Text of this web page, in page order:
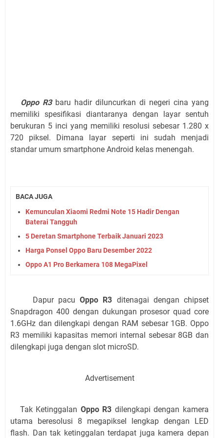
Oppo R3 baru hadir diluncurkan di negeri cina yang
memiliki spesifikasi diantaranya dengan layar sentuh
berukuran 5 inci yang memiliki resolusi sebesar 1.280 x
720 piksel. Dimana layar seperti ini sudah menjadi
standar umum smartphone Android kelas menengah.
BACA JUGA
Kemunculan Xiaomi Redmi Note 15 Hadir Dengan
Baterai Tangguh
5 Deretan Smartphone Terbaik Januari 2023
Harga Ponsel Oppo Baru Desember 2022
Oppo A1 Pro Berkamera 108 MegaPixel
Dapur pacuOppo R3 ditenagai dengan chipset
Snapdragon 400 dengan dukungan prosesor quad core
1.6GHz dan dilengkapi dengan RAM sebesar 1GB. Oppo
R3 memiliki kapasitas memori internal sebesar 8GB dan
dilengkapi juga dengan slot microSD.
Advertisement
Tak Ketinggalan Oppo R3 dilengkapi dengan kamera
utama beresolusi 8 megapiksel lengkap dengan LED
flash. Dan tak ketinggalan terdapat juga kamera depan